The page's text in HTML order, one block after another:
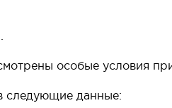
особые условия
следующие данные: